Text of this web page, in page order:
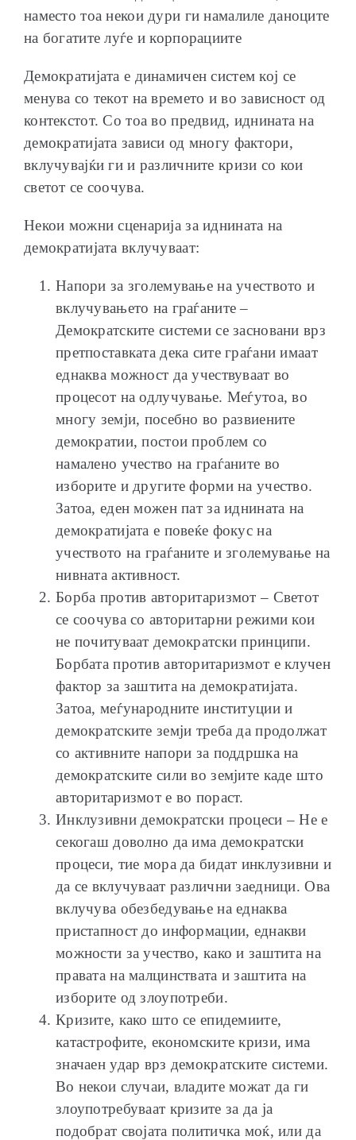
наместо тоа некои дури ги намалиле даноците
на богатите луѓе и корпорациите
Демократијата е динамичен систем кој се
менува со текот на времето и во зависност од
контекстот. Со тоа во предвид, иднината на
демократијата зависи од многу фактори,
вклучувајќи ги и различните кризи со кои
светот се соочува.
Некои можни сценарија за иднината на
демократијата вклучуваат:
Напори за зголемување на учеството и
вклучувањето на граѓаните –
Демократските системи се засновани врз
претпоставката дека сите граѓани имаат
еднаква можност да учествуваат во
процесот на одлучување. Меѓутоа, во
многу земји, посебно во развиените
демократии, постои проблем со
намалено учество на граѓаните во
изборите и другите форми на учество.
Затоа, еден можен пат за иднината на
демократијата е повеќе фокус на
учеството на граѓаните и зголемување на
нивната активност.
Борба против авторитаризмот – Светот
се соочува со авторитарни режими кои
не почитуваат демократски принципи.
Борбата против авторитаризмот е клучен
фактор за заштита на демократијата.
Затоа, меѓународните институции и
демократските земји треба да продолжат
со активните напори за поддршка на
демократските сили во земјите каде што
авторитаризмот е во пораст.
Инклузивни демократски процеси – Не е
секогаш доволно да има демократски
процеси, тие мора да бидат инклузивни и
да се вклучуваат различни заедници. Ова
вклучува обезбедување на еднаква
пристапност до информации, еднакви
можности за учество, како и заштита на
правата на малцинствата и заштита на
изборите од злоупотреби.
Кризите, како што се епидемиите,
катастрофите, економските кризи, има
значаен удар врз демократските системи.
Во некои случаи, владите можат да ги
злоупотребуваат кризите за да ја
подобрат својата политичка моќ, или да